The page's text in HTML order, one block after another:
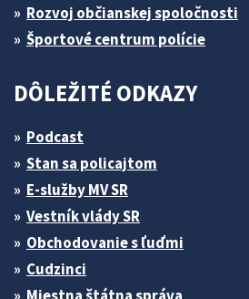
Rozvoj občianskej spoločnosti
Športové centrum polície
DÔLEŽITÉ ODKAZY
Podcast
Stan sa policajtom
E-služby MV SR
Vestník vlády SR
Obchodovanie s ľuďmi
Cudzinci